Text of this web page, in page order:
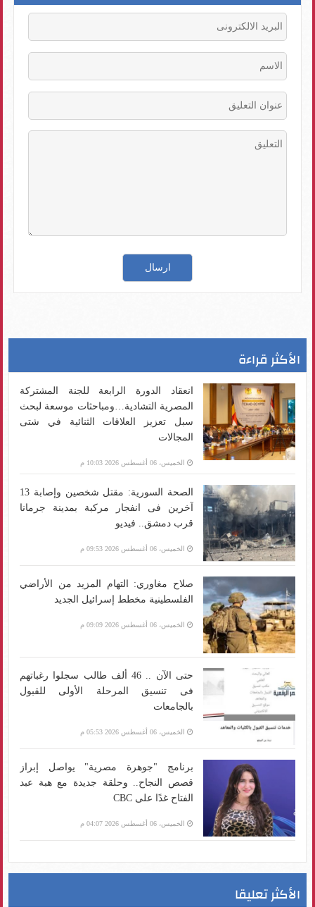
الأكثر قراءة
انعقاد الدورة الرابعة للجنة المشتركة
المصرية التشادية…ومباحثات موسعة لبحث
سبل تعزيز العلاقات الثنائية في شتى
المجالات
الخميس، 06 أغسطس 2026 10:03 م
الصحة السورية: مقتل شخصين وإصابة 13
آخرين فى انفجار مركبة بمدينة جرمانا
قرب دمشق.. فيديو
الخميس، 06 أغسطس 2026 09:53 م
صلاح مغاوري: التهام المزيد من الأراضي
الفلسطينية مخطط إسرائيل الجديد
الخميس، 06 أغسطس 2026 09:09 م
حتى الآن .. 46 ألف طالب سجلوا رغباتهم
فى تنسيق المرحلة الأولى للقبول
بالجامعات
الخميس، 06 أغسطس 2026 05:53 م
برنامج "جوهرة مصرية" يواصل إبراز
قصص النجاح.. وحلقة جديدة مع هبة عبد
الفتاح غدًا على CBC
الخميس، 06 أغسطس 2026 04:07 م
الأكثر تعليقا